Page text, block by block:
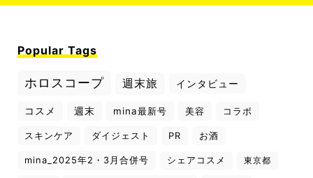
Popular Tags
ホロスコープ 週末旅 インタビュー
コスメ 週末 mina最新号 美容 コラボ
スキンケア ダイジェスト PR お酒
mina_2025年2・3月合併号 シェアコスメ 東京都